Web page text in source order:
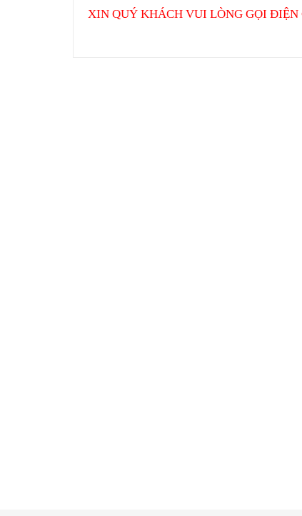
XIN QUÝ KHÁCH VUI LÒNG GỌI